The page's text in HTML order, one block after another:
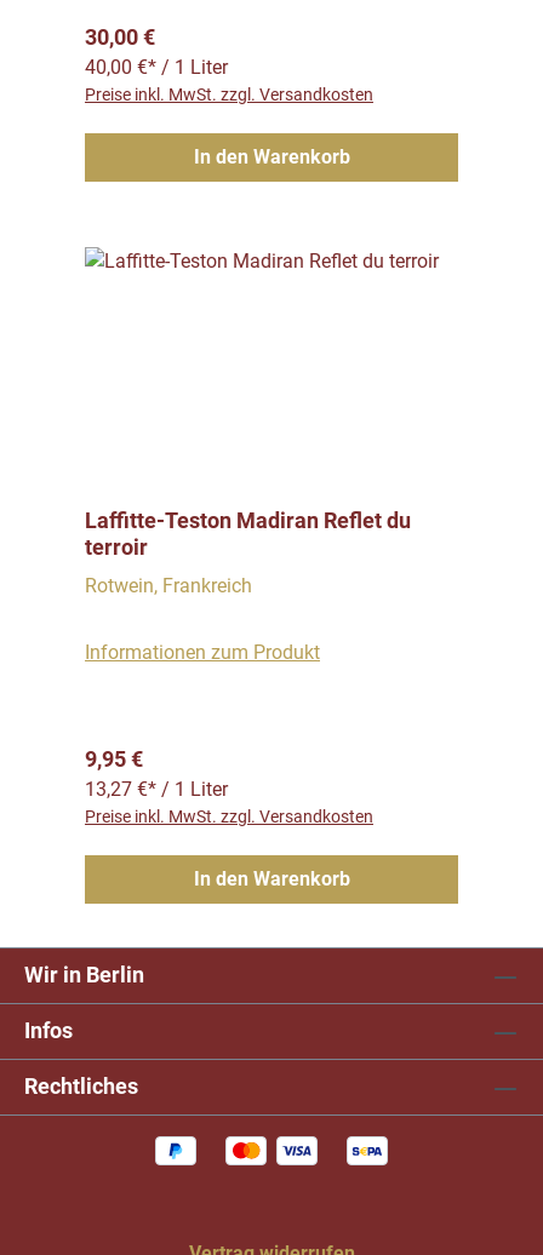
Regulärer Preis:
30,00 €
40,00 €* / 1 Liter
Preise inkl. MwSt. zzgl. Versandkosten
In den Warenkorb
Laffitte-Teston Madiran Reflet du
terroir
Rotwein, Frankreich
Informationen zum Produkt
Regulärer Preis:
9,95 €
13,27 €* / 1 Liter
Preise inkl. MwSt. zzgl. Versandkosten
In den Warenkorb
Wir in Berlin
Infos
Rechtliches